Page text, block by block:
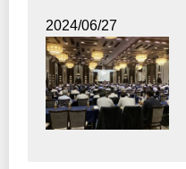
2024/06/27